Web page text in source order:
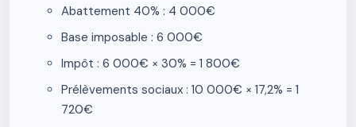
Abattement 40% : 4 000€
Base imposable : 6 000€
Impôt : 6 000€ × 30% = 1 800€
Prélèvements sociaux : 10 000€ × 17,2% = 1
720€